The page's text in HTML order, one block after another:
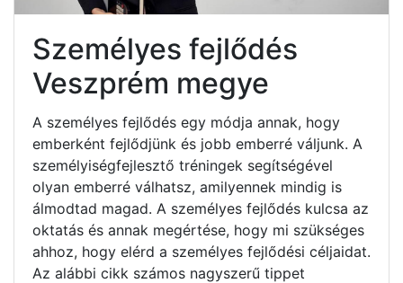
Személyes fejlődés
Veszprém megye
A személyes fejlődés egy módja annak, hogy
emberként fejlődjünk és jobb emberré váljunk. A
személyiségfejlesztő tréningek segítségével
olyan emberré válhatsz, amilyennek mindig is
álmodtad magad. A személyes fejlődés kulcsa az
oktatás és annak megértése, hogy mi szükséges
ahhoz, hogy elérd a személyes fejlődési céljaidat.
Az alábbi cikk számos nagyszerű tippet